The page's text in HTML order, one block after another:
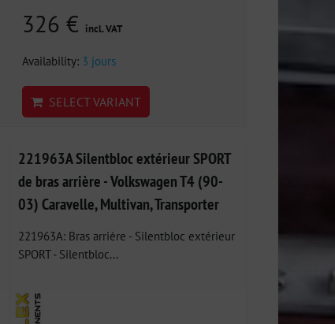
326 € incl. VAT
Availability: 3 jours
SELECT VARIANT
221963A Silentbloc extérieur SPORT
de bras arrière - Volkswagen T4 (90-
03) Caravelle, Multivan, Transporter
221963A: Bras arrière - Silentbloc extérieur
SPORT - Silentbloc...